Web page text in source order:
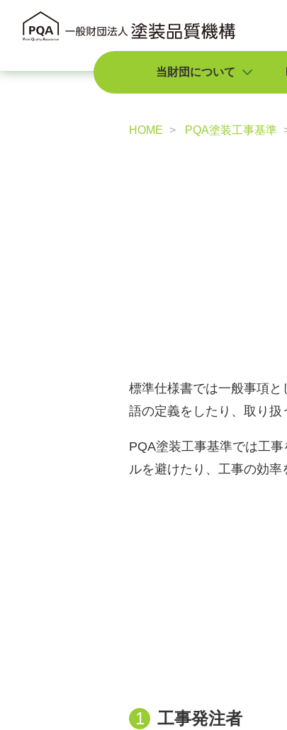
当財団について
HOME PQA塗装工事基準
標準仕様書では一般事項
語の定義をしたり、取り扱
PQA塗装工事基準では工
ルを避けたり、工事の効率
1 工事発注者